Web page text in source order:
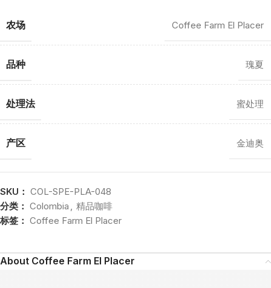
农场 Coffee Farm El Placer
品种 瑰夏
处理法 蜜处理
产区 金迪奥
SKU： COL-SPE-PLA-048
分类： Colombia , 精品咖啡
标签： Coffee Farm El Placer
About Coffee Farm El Placer